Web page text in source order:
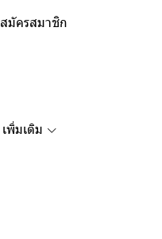
สมัครสมาชิก
เพิ่มเติม